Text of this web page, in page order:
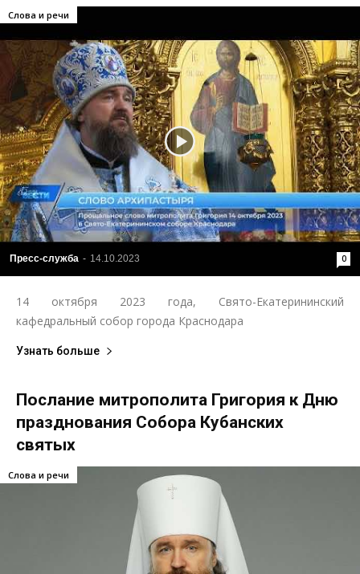
Пресс-служба - 14.10.2023 0
Слова и речи
14 октября 2023 года, Свято-Екатерининский
кафедральный собор города Краснодара
Узнать больше
Послание митрополита Григория к Дню
празднования Собора Кубанских
святых
Слова и речи